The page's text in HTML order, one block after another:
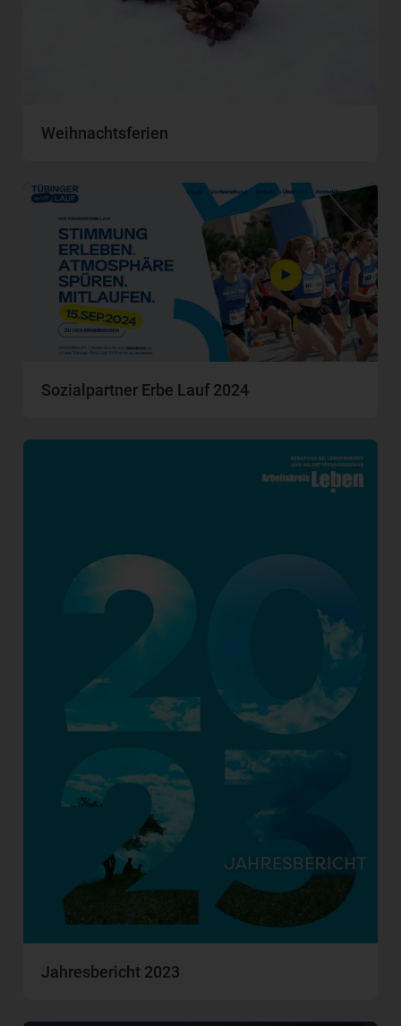
Weihnachtsferien
Sozialpartner Erbe Lauf 2024
Jahresbericht 2023